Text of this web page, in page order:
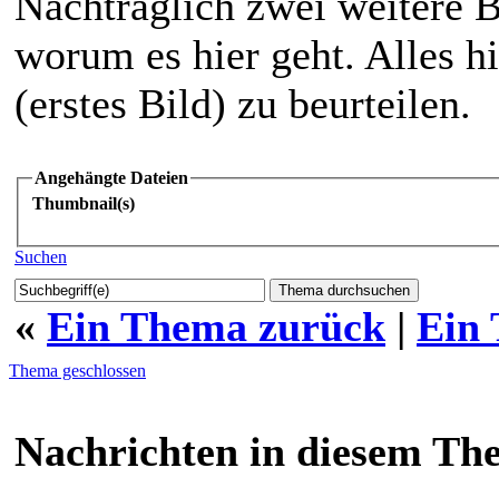
worum es hier geht. Alles
(erstes Bild) zu beurteilen.
Angehängte Dateien
Thumbnail(s)
Suchen
« Ein Thema zurück | Ein
Thema geschlossen
Nachrichten in diesem